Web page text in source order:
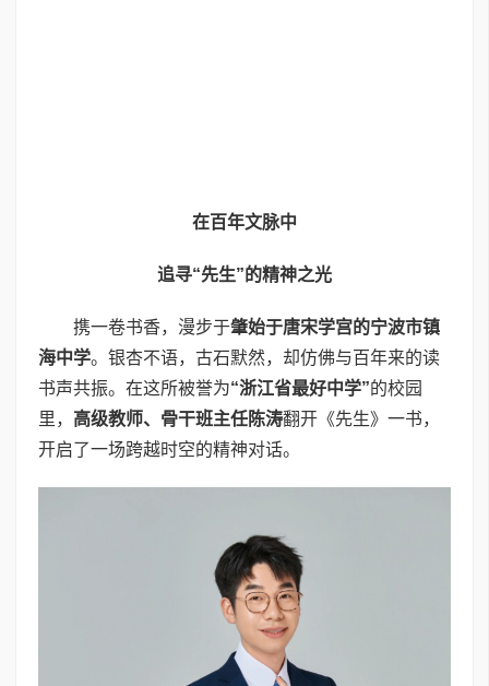
在百年文脉中
追寻“先生”的精神之光
携一卷书香，漫步于肇始于唐宋学宫的宁波市镇
海中学。银杏不语，古石默然，却仿佛与百年来的读
书声共振。在这所被誉为“浙江省最好中学”的校园
里， 高级教师、骨干班主任陈涛翻开《先生》一书，
开启了一场跨越时空的精神对话。